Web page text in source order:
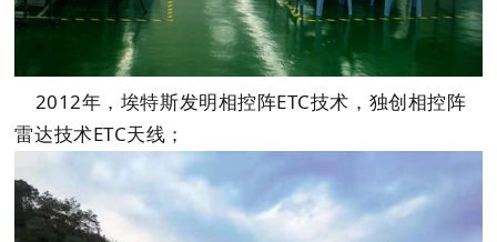
2012年，埃特斯发明相控阵ETC技术，独创相控阵
雷达技术ETC天线；